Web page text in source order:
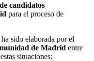
candidatos
para el proceso de
sido elaborada por el
de Madrid entre
situaciones: